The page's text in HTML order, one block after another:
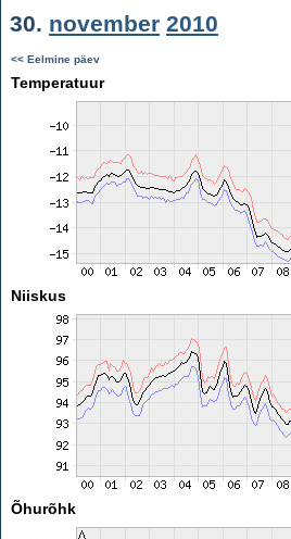
30. november 2010
<< Eelmine päev
Temperatuur
Niiskus
Õhurõhk